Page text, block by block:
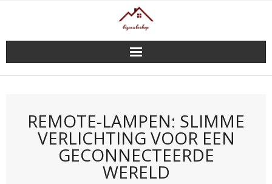
REMOTE-LAMPEN: SLIMME
VERLICHTING VOOR EEN
GECONNECTEERDE
WERELD